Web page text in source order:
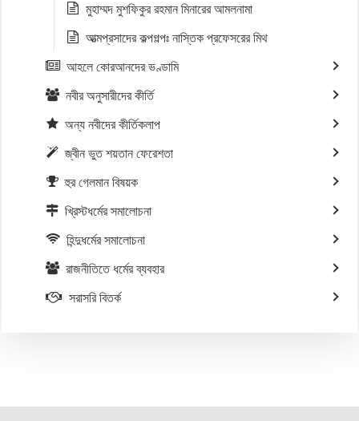
মুহাম্মদ মুশফিকুর রহমান মিনারের আমলনামা
আত্মপ্রসাদের কল্পগল্পঃ নাস্তিক প্রফেসরের মিথ
আহলে কোরআনদের ভণ্ডামি
নবীর অনুসারীদের কীর্তি
অন্য নবীদের কীর্তিকলাপ
জ্বীন ভুত শয়তান ফেরেশতা
হুর গেলমান বিষয়ক
খ্রিস্টধর্মের সমালোচনা
হিন্দুধর্মের সমালোচনা
রাজনীতিতে ধর্মের ব্যবহার
সরাসরি বিতর্ক